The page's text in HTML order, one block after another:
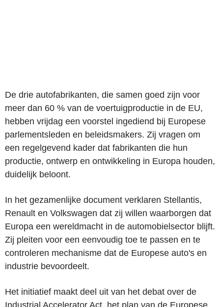
De drie autofabrikanten, die samen goed zijn voor
meer dan 60 % van de voertuigproductie in de EU,
hebben vrijdag een voorstel ingediend bij Europese
parlementsleden en beleidsmakers. Zij vragen om
een regelgevend kader dat fabrikanten die hun
productie, ontwerp en ontwikkeling in Europa houden,
duidelijk beloont.
In het gezamenlijke document verklaren Stellantis,
Renault en Volkswagen dat zij willen waarborgen dat
Europa een wereldmacht in de automobielsector blijft.
Zij pleiten voor een eenvoudig toe te passen en te
controleren mechanisme dat de Europese auto's en
industrie bevoordeelt.
Het initiatief maakt deel uit van het debat over de
Industrial Accelerator Act, het plan van de Europese